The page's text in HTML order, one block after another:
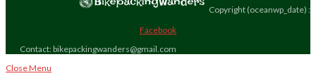
Copyright (oceanwp_date) :
Facebook
Contact: bikepackingwanders@gmail.com
Close Menu